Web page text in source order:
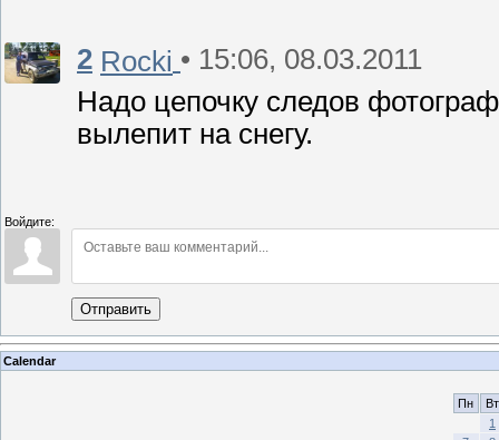
2 Rocki • 15:06, 08.03.2011
Надо цепочку следов
вылепит на снегу.
Войдите:
Отправить
Calendar
Пн
Вт
1